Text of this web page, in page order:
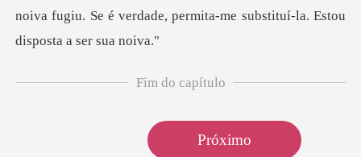
noiva fugiu. Se é ver
Fim do capítulo
Próximo